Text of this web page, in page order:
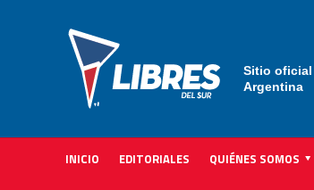
Sitio oficial
Argentina
INICIO EDITORIALES QUIÉNES SOMOS